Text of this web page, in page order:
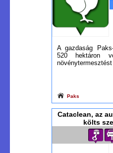
A gazdaság
520 hektáron
Paks
Cataclean, az
költs